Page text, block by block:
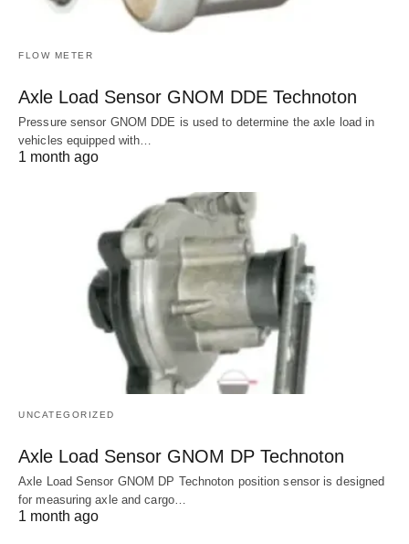
FLOW METER
Axle Load Sensor GNOM DDE Technoton
Pressure sensor GNOM DDE is used to determine the axle load in
vehicles equipped with…
1 month ago
UNCATEGORIZED
Axle Load Sensor GNOM DP Technoton
Axle Load Sensor GNOM DP Technoton position sensor is designed
for measuring axle and cargo…
1 month ago